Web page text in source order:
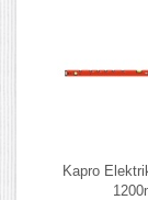
Kapro